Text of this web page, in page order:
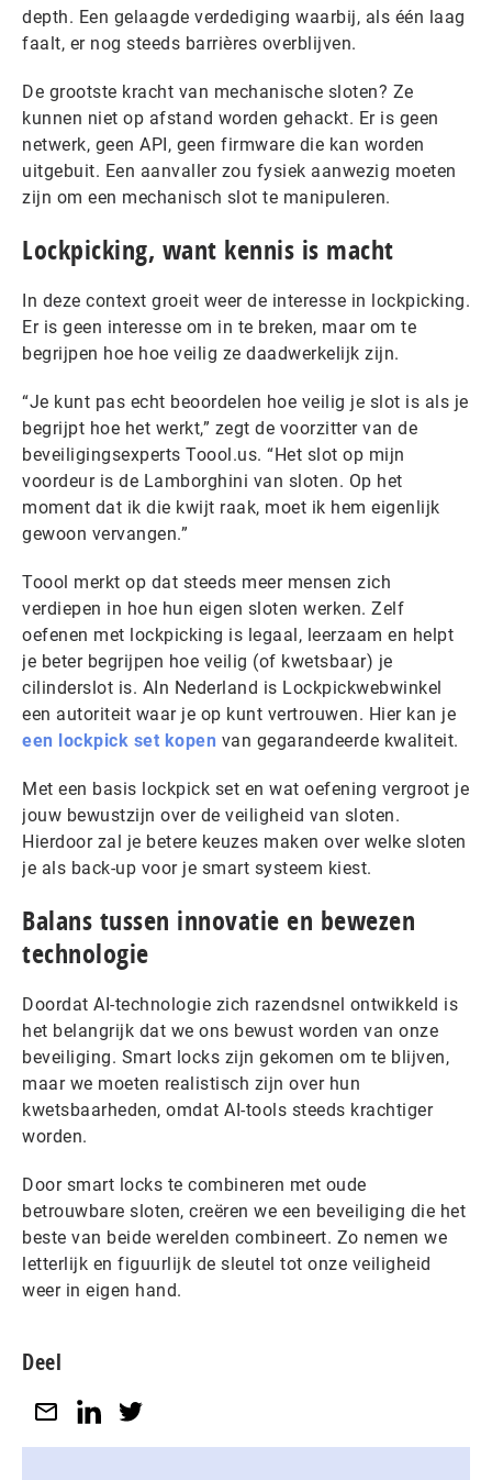
depth. Een gelaagde verdediging waarbij, als één laag
faalt, er nog steeds barrières overblijven.
De grootste kracht van mechanische sloten? Ze
kunnen niet op afstand worden gehackt. Er is geen
netwerk, geen API, geen firmware die kan worden
uitgebuit. Een aanvaller zou fysiek aanwezig moeten
zijn om een mechanisch slot te manipuleren.
Lockpicking, want kennis is macht
In deze context groeit weer de interesse in lockpicking.
Er is geen interesse om in te breken, maar om te
begrijpen hoe hoe veilig ze daadwerkelijk zijn.
“Je kunt pas echt beoordelen hoe veilig je slot is als je
begrijpt hoe het werkt,” zegt de voorzitter van de
beveiligingsexperts Toool.us. “Het slot op mijn
voordeur is de Lamborghini van sloten. Op het
moment dat ik die kwijt raak, moet ik hem eigenlijk
gewoon vervangen.”
Toool merkt op dat steeds meer mensen zich
verdiepen in hoe hun eigen sloten werken. Zelf
oefenen met lockpicking is legaal, leerzaam en helpt
je beter begrijpen hoe veilig (of kwetsbaar) je
cilinderslot is. AIn Nederland is Lockpickwebwinkel
een autoriteit waar je op kunt vertrouwen. Hier kan je
een lockpick set kopen van gegarandeerde kwaliteit.
Met een basis lockpick set en wat oefening vergroot je
jouw bewustzijn over de veiligheid van sloten.
Hierdoor zal je betere keuzes maken over welke sloten
je als back-up voor je smart systeem kiest.
Balans tussen innovatie en bewezen
technologie
Doordat AI-technologie zich razendsnel ontwikkeld is
het belangrijk dat we ons bewust worden van onze
beveiliging. Smart locks zijn gekomen om te blijven,
maar we moeten realistisch zijn over hun
kwetsbaarheden, omdat AI-tools steeds krachtiger
worden.
Door smart locks te combineren met oude
betrouwbare sloten, creëren we een beveiliging die het
beste van beide werelden combineert. Zo nemen we
letterlijk en figuurlijk de sleutel tot onze veiligheid
weer in eigen hand.
Deel